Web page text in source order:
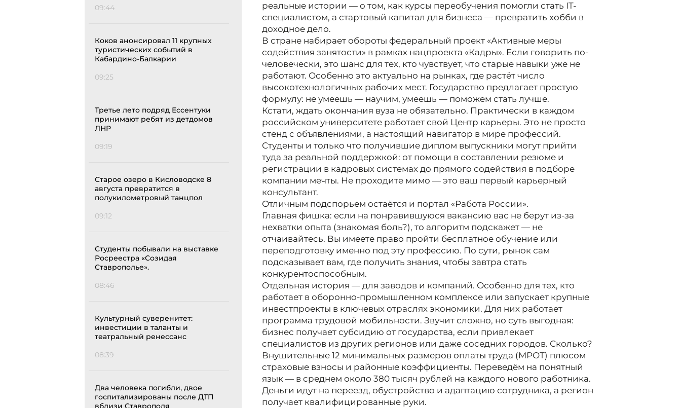
09:44
Коков анонсировал 11 крупных
туристических событий в
Кабардино-Балкарии
09:25
Третье лето подряд Ессентуки
принимают ребят из детдомов
ЛНР
09:19
Старое озеро в Кисловодске 8
августа превратится в
полукилометровый танцпол
09:12
Студенты побывали на выставке
Росреестра «Созидая
Ставрополье».
08:46
Культурный суверенитет:
инвестиции в таланты и
театральный ренессанс
08:39
Два человека погибли, двое
госпитализированы после ДТП
реальные истории — о том, как курсы переобучения помогли стать IT-
специалистом, а стартовый капитал для бизнеса — превратить хобби в
доходное дело.
В стране набирает обороты федеральный проект «Активные меры
содействия занятости» в рамках нацпроекта «Кадры». Если говорить по-
человечески, это шанс для тех, кто чувствует, что старые навыки уже не
работают. Особенно это актуально на рынках, где растёт число
высокотехнологичных рабочих мест. Государство предлагает простую
формулу: не умеешь — научим, умеешь — поможем стать лучше.
Кстати, ждать окончания вуза не обязательно. Практически в каждом
российском университете работает свой Центр карьеры. Это не просто
стенд с объявлениями, а настоящий навигатор в мире профессий.
Студенты и только что получившие диплом выпускники могут прийти
туда за реальной поддержкой: от помощи в составлении резюме и
регистрации в кадровых системах до прямого содействия в подборе
компании мечты. Не проходите мимо — это ваш первый карьерный
консультант.
Отличным подспорьем остаётся и портал «Работа России».
Главная фишка: если на понравившуюся вакансию вас не берут из-за
нехватки опыта (знакомая боль?), то алгоритм подскажет — не
отчаивайтесь. Вы имеете право пройти бесплатное обучение или
переподготовку именно под эту профессию. По сути, рынок сам
подсказывает вам, где получить знания, чтобы завтра стать
конкурентоспособным.
Отдельная история — для заводов и компаний. Особенно для тех, кто
работает в оборонно-промышленном комплексе или запускает крупные
инвестпроекты в ключевых отраслях экономики. Для них работает
программа трудовой мобильности. Звучит сложно, но суть выгодная:
бизнес получает субсидию от государства, если привлекает
специалистов из других регионов или даже соседних городов. Сколько?
Внушительные 12 минимальных размеров оплаты труда (МРОТ) плюсом
страховые взносы и районные коэффициенты. Переведём на понятный
язык — в среднем около 380 тысяч рублей на каждого нового работника.
Деньги идут на переезд, обустройство и адаптацию сотрудника, а регион
получает квалифицированные руки.